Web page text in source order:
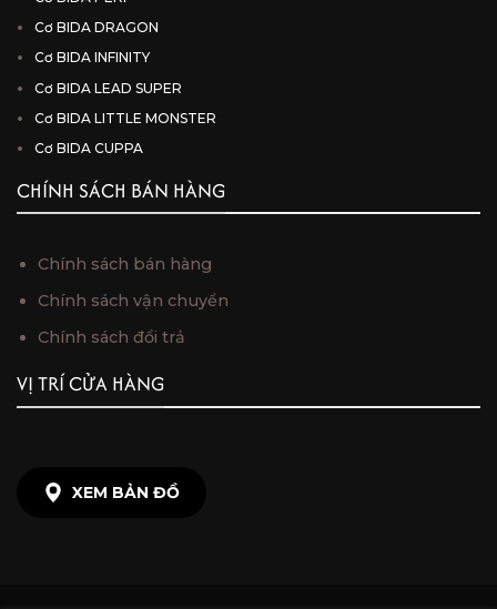
Cơ BIDA DRAGON
Cơ BIDA INFINITY
Cơ BIDA LEAD SUPER
Cơ BIDA LITTLE MONSTER
Cơ BIDA CUPPA
CHÍNH SÁCH BÁN HÀNG
Chính sách bán hàng
Chính sách vận chuyển
Chính sách đổi trả
VỊ TRÍ CỬA HÀNG
XEM BẢN ĐỒ